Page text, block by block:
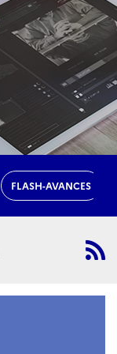
FLASH-AVANCES